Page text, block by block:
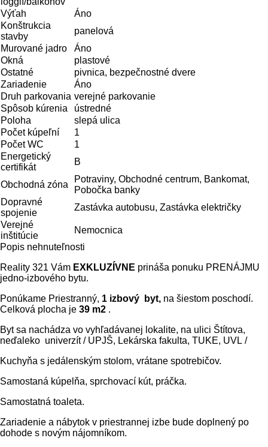
Výťah
Áno
Konštrukcia
stavby
panelová
Murované jadro
Áno
Okná
plastové
Ostatné
pivnica, bezpečnostné dvere
Zariadenie
Áno
Druh parkovania verejné parkovanie
Spôsob kúrenia
ústredné
Poloha
slepá ulica
Počet kúpeľní­
1
Počet WC
1
Energetický
certifikát
B
Obchodná zóna
Potraviny, Obchodné centrum, Bankomat,
Pobočka banky
Dopravné
spojenie
Zastávka autobusu, Zastávka električky
Verejné
inštitúcie
Nemocnica
Popis nehnuteľnosti
Reality 321 Vám EXKLUZÍVNE prináša ponuku PRENÁJMU
jedno-izbového bytu.
Ponúkame Priestranný, 1 izbový byt, na šiestom poschodí.
Celková plocha je 39 m2 .
Byt sa nachádza vo vyhľadávanej lokalite, na ulici Štítova,
neďaleko univerzít / UPJŠ, Lekárska fakulta, TUKE, UVL /
Kuchyňa s jedálenským stolom, vrátane spotrebičov.
Samostaná kúpelňa, sprchovací kút, práčka.
Samostatná toaleta.
Zariadenie a nábytok v priestrannej izbe bude doplnený po
dohode s novým nájomníkom.